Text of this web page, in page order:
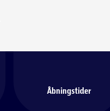
Åbningstider